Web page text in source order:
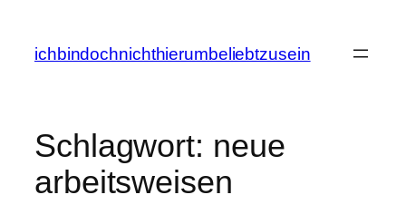
springen
ichbindochnichthierumbeliebtzusein
Schlagwort: neue
arbeitsweisen